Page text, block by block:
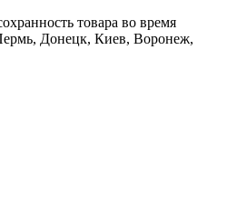
товара во время
Донецк, Киев, Воронеж,